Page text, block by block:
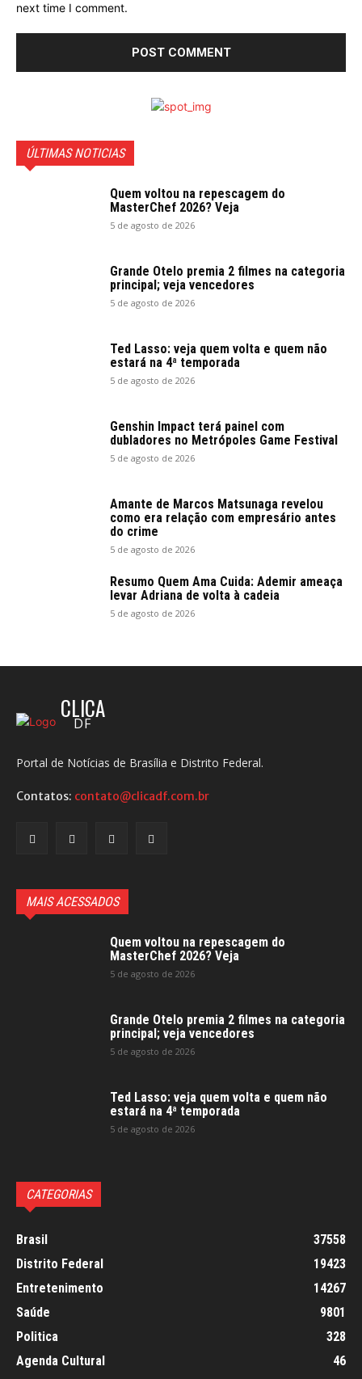
next time I comment.
ÚLTIMAS NOTICIAS
Quem voltou na repescagem do
MasterChef 2026? Veja
5 de agosto de 2026
Grande Otelo premia 2 filmes na categoria
principal; veja vencedores
5 de agosto de 2026
Ted Lasso: veja quem volta e quem não
estará na 4ª temporada
5 de agosto de 2026
Genshin Impact terá painel com
dubladores no Metrópoles Game Festival
5 de agosto de 2026
Amante de Marcos Matsunaga revelou
como era relação com empresário antes
do crime
5 de agosto de 2026
Resumo Quem Ama Cuida: Ademir ameaça
levar Adriana de volta à cadeia
5 de agosto de 2026
CLICA
DF
Portal de Notícias de Brasília e Distrito Federal.
Contatos: contato@clicadf.com.br
MAIS ACESSADOS
Quem voltou na repescagem do
MasterChef 2026? Veja
5 de agosto de 2026
Grande Otelo premia 2 filmes na categoria
principal; veja vencedores
5 de agosto de 2026
Ted Lasso: veja quem volta e quem não
estará na 4ª temporada
5 de agosto de 2026
CATEGORIAS
Brasil
37558
Distrito Federal
19423
Entretenimento
14267
Saúde
9801
Politica
328
Agenda Cultural
46